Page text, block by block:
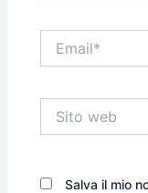
web
Salva il mio